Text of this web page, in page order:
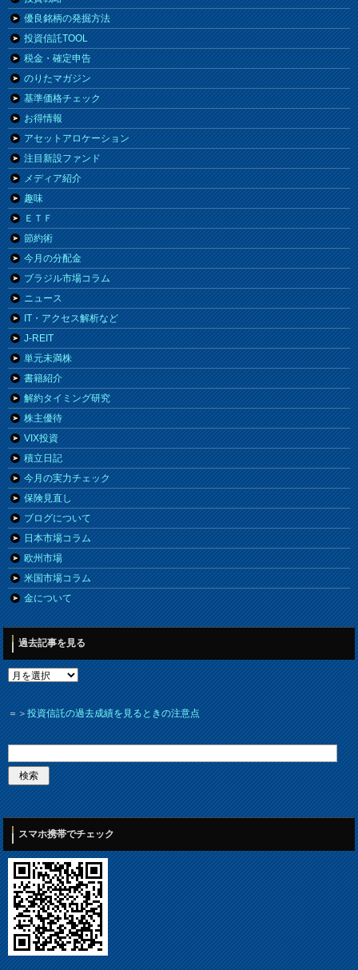
優良銘柄の発掘方法
投資信託TOOL
税金・確定申告
のりたマガジン
基準価格チェック
お得情報
アセットアロケーション
注目新設ファンド
メディア紹介
趣味
ＥＴＦ
節約術
今月の分配金
ブラジル市場コラム
ニュース
IT・アクセス解析など
J-REIT
単元未満株
書籍紹介
解約タイミング研究
株主優待
VIX投資
積立日記
今月の実力チェック
保険見直し
ブログについて
日本市場コラム
欧州市場
米国市場コラム
金について
過去記事を見る
＝＞投資信託の過去成績を見るときの注意点
スマホ携帯でチェック